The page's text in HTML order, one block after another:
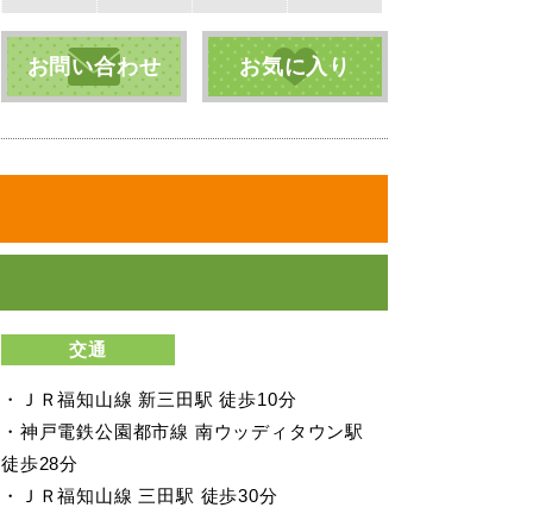
お問い合わせ お気に入り
交通
・ＪＲ福知山線 新三田駅 徒歩10分
・神戸電鉄公園都市線 南ウッディタウン駅
徒歩28分
・ＪＲ福知山線 三田駅 徒歩30分